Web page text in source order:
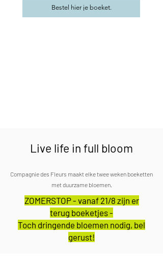
Bestel hier je boeket.
Live life in full bloom
Compagnie des Fleurs maakt elke twee weken boeketten
met duurzame bloemen.
ZOMERSTOP - vanaf 21/8 zijn er
terug boeketjes -
Toch dringende bloemen nodig, bel
gerust!